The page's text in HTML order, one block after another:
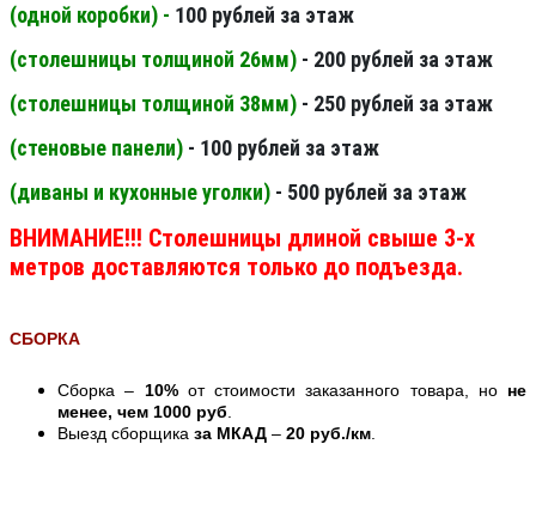
(одной коробки) - 100 рублей за этаж
(столешницы толщиной 26мм) - 200 рублей за этаж
(столешницы толщиной 38мм) - 250 рублей за этаж
(стеновые панели) - 100 рублей за этаж
(диваны и кухонные уголки) - 500 рублей за этаж
ВНИМАНИЕ!!! Столешницы длиной свыше 3-х
метров доставляются только до подъезда.
СБОРКА
Сборка – 10%от стоимости заказанного товара, но не
менее, чем 1000 руб
Выезд сборщика за МКАД – 20 руб./км